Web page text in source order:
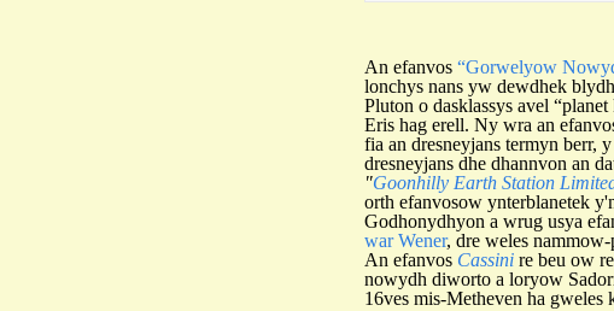
An efanvos “Gorwelyow
lonchys nans yw dewdhek
Pluton o dasklassys avel
Eris hag erell. Ny wra an
fia an dresneyjans termyn berr,
dresneyjans dhe dhannvon an
"Goonhilly Earth Station
orth efanvosow ynterblanetek
Godhonydhyon a wrug usya
war Wener, dre weles
An efanvos Cassini re beu ow
nowydh diworto a loryow
16ves mis-Metheven ha